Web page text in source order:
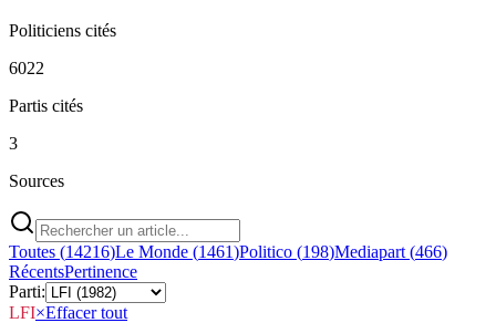
Politiciens cités
6022
Partis cités
3
Sources
Toutes (14216)Le Monde (1461)Politico (198)Mediapart (466)
RécentsPertinence
Parti:
LFI×Effacer tout